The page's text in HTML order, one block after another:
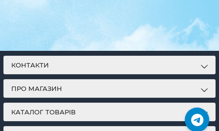
КОНТАКТИ
ПРО МАГАЗИН
КАТАЛОГ ТОВАРІВ